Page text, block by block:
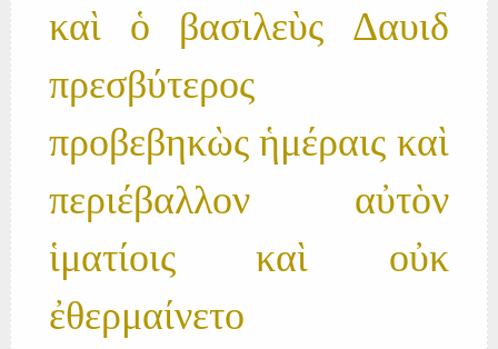
καὶ ὁ βασιλεὺς Δαυιδ
πρεσβύτερος
προβεβηκὼς ἡμέραις καὶ
περιέβαλλον αὐτὸν
ἱματίοις καὶ οὐκ
ἐθερμαίνετο